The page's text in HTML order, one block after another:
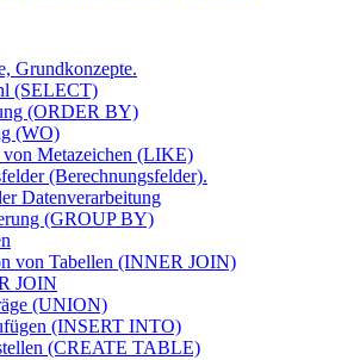
Grundkonzepte.
(SELECT)
(ORDER BY)
(WO)
von Metazeichen (LIKE)
(Berechnungsfelder).
Datenverarbeitung
(GROUP BY)
von Tabellen (INNER JOIN)
JOIN
(UNION)
(INSERT INTO)
(CREATE TABLE)